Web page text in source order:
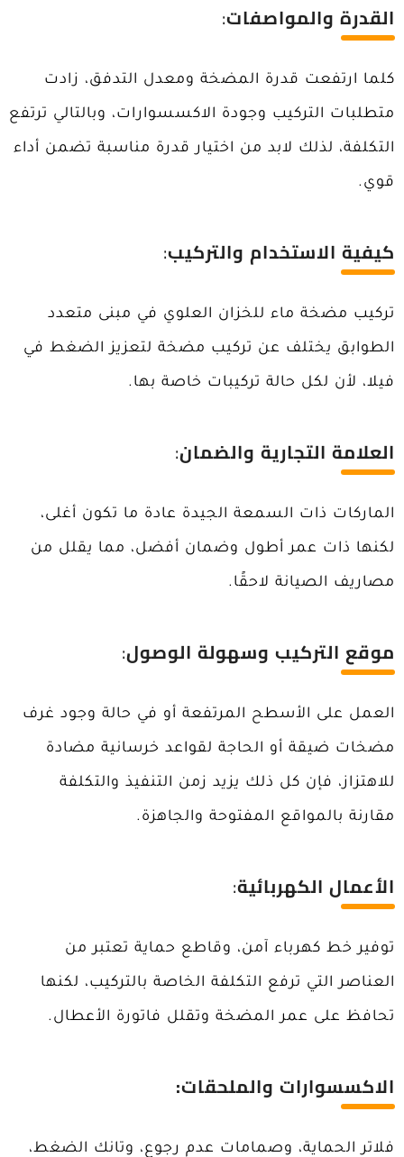
القدرة والمواصفات:
كلما ارتفعت قدرة المضخة ومعدل التدفق، زادت
متطلبات التركيب وجودة الاكسسوارات، وبالتالي ترتفع
التكلفة، لذلك لابد من اختيار قدرة مناسبة تضمن أداء
قوي.
كيفية الاستخدام والتركيب:
تركيب مضخة ماء للخزان العلوي في مبنى متعدد
الطوابق يختلف عن تركيب مضخة لتعزيز الضغط في
فيلا، لأن لكل حالة تركيبات خاصة بها.
العلامة التجارية والضمان:
الماركات ذات السمعة الجيدة عادة ما تكون أغلى،
لكنها ذات عمر أطول وضمان أفضل، مما يقلل من
مصاريف الصيانة لاحقًا.
موقع التركيب وسهولة الوصول:
العمل على الأسطح المرتفعة أو في حالة وجود غرف
مضخات ضيقة أو الحاجة لقواعد خرسانية مضادة
للاهتزاز، فإن كل ذلك يزيد زمن التنفيذ والتكلفة
مقارنة بالمواقع المفتوحة والجاهزة.
الأعمال الكهربائية:
توفير خط كهرباء آمن، وقاطع حماية تعتبر من
العناصر التي ترفع التكلفة الخاصة بالتركيب، لكنها
تحافظ على عمر المضخة وتقلل فاتورة الأعطال.
الاكسسوارات والملحقات:
فلاتر الحماية، وصمامات عدم رجوع، وتانك الضغط،